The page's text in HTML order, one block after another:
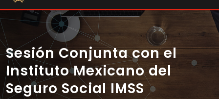
Sesión Conjunta con el
Instituto Mexicano del
Seguro Social IMSS